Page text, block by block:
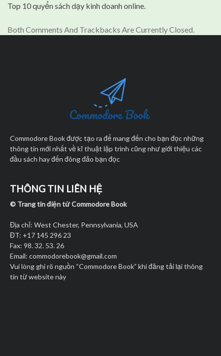
Top 10 quyển sách dạy kinh doanh online.
Both Comments And Trackbacks Are Currently Closed.
Commodore Book được tạo ra để mang đến cho bạn đọc những
thông tin mới nhất về kĩ thuật lập trình cũng như giới thiệu các
đầu sách hay đến đông đảo bạn đọc
THÔNG TIN LIÊN HỆ
© Trang tin điện tử Commodore Book
Địa chỉ: West Chester, Pennsylvania, USA
ĐT: +17 145 296 23
Fax: 98. 32. 53. 26
Email: commodorebook@gmail.com
Vui lòng ghi rõ nguồn “Commodore Book” khi đăng tải lại thông
tin từ website này